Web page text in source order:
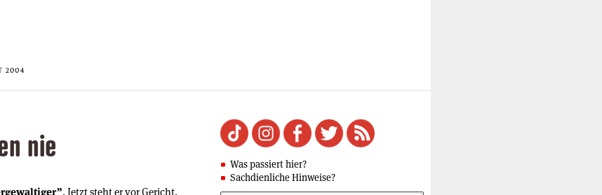
nie
. Jetzt steht er vor Gericht.
Was passiert hier?
Sachdienliche Hinweise?